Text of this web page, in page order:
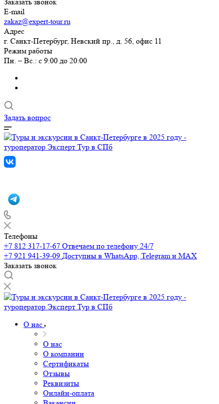
E-mail
zakaz@expert-tour.ru
Адрес
г. Санкт-Петербург, Невский пр., д. 56, офис 11
Режим работы
Пн. – Вс.: с 9:00 до 20:00
Задать вопрос
Телефоны
+7 812 317-17-67 Отвечаем по телефону 24/7
+7 921 941-39-09 Доступны в WhatsApp, Telegram и MAX
Заказать звонок
О нас
О нас
О компании
Сертификаты
Отзывы
Реквизиты
Онлайн-оплата